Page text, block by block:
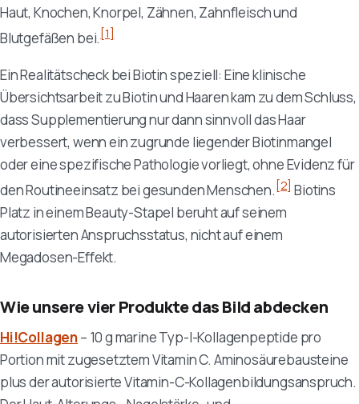
Haut, Knochen, Knorpel, Zähnen, Zahnfleisch und
Blutgefäßen bei.[1]
Ein Realitätscheck bei Biotin speziell: Eine klinische
Übersichtsarbeit zu Biotin und Haaren kam zu dem Schluss,
dass Supplementierung nur dann sinnvoll das Haar
verbessert, wenn ein zugrunde liegender Biotinmangel
oder eine spezifische Pathologie vorliegt, ohne Evidenz für
den Routineeinsatz bei gesunden Menschen. [2] Biotins
Platz in einem Beauty-Stapel beruht auf seinem
autorisierten Anspruchsstatus, nicht auf einem
Megadosen-Effekt.
Wie unsere vier Produkte das Bild abdecken
Hi!Collagen– 10 g marine Typ-I-Kollagenpeptide pro
Portion mit zugesetztem Vitamin C. Aminosäurebausteine
plus der autorisierte Vitamin-C-Kollagenbildungsanspruch.